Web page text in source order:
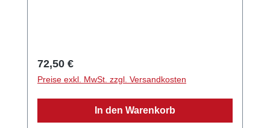
Wandmontage möglich Maße : 240x188x133
mm Gewicht: 1020 g
Regulärer Preis:
72,50 €
Preise exkl. MwSt. zzgl. Versandkosten
In den Warenkorb